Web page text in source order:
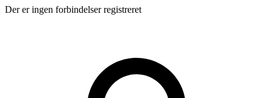
Der er ingen forbindelser registreret